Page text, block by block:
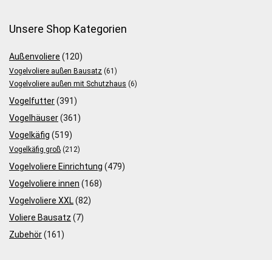
Unsere Shop Kategorien
Außenvoliere (120)
Vogelvoliere außen Bausatz (61)
Vogelvoliere außen mit Schutzhaus (6)
Vogelfutter(391)
Vogelhäuser(361)
Vogelkäfig (519)
Vogelkäfig groß (212)
Vogelvoliere Einrichtung (479)
Vogelvoliere innen (168)
Vogelvoliere XXL(82)
Voliere Bausatz (7)
Zubehör(161)